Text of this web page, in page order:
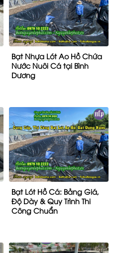
Bạt Nhựa Lót Ao Hồ Chứa
Nước Nuôi Cá tại Bình
Dương
Bạt Lót Hồ Cá: Bảng Giá,
Độ Dày & Quy Trình Thi
Công Chuẩn